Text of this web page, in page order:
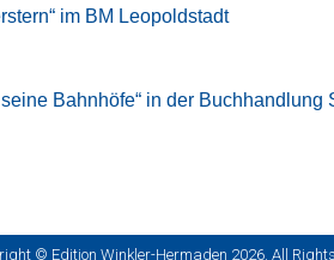
im BM Leopoldstadt
Bahnhöfe“ in der Buchhandlung
© Edition Winkler-Hermaden 2026. All